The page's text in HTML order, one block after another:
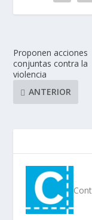
Proponen acciones
conjuntas contra la
violencia
ANTERIOR